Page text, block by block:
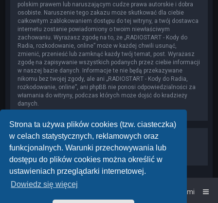
Strona ta używa plików cookies (tzw. ciasteczka)
w celach statystycznych, reklamowych oraz
funkcjonalnych. Warunki przechowywania lub
dostępu do plików cookies można określić w
ustawieniach przeglądarki internetowej.
Dowiedz się więcej
polskim prawem lub naruszającym cudze prawa autorskie i dobra
osobiste. Naruszenie tego zakazu może skutkować dla ciebie
całkowitym zablokowaniem dostępu do tej witryny, a twój dostawca
internetu zostanie powiadomiony o twoim niewłaściwym
zachowaniu. Wyrażasz zgodę na to, że „RADIOSTART - Kody do
Radia, rozkodowanie, online” może w każdej chwili usunąć,
zmienić, przenieść lub zamknąć każdy twój temat, post. Wyrażasz
zgodę na zapisywanie wszystkich podanych przez ciebie informacji
w naszej bazie danych. Informacje te nie będą przekazywane
nikomu bez twojej zgody, ale ani „RADIOSTART - Kody do Radia,
rozkodowanie, online”, ani phpBB nie ponosi odpowiedzialności za
włamania do witryny, podczas których może dojść do kradzieży
danych.
Strona główna Kontakt z nami